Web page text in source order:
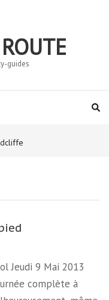
guides
Jeudi 9 Mai 2013
complète à